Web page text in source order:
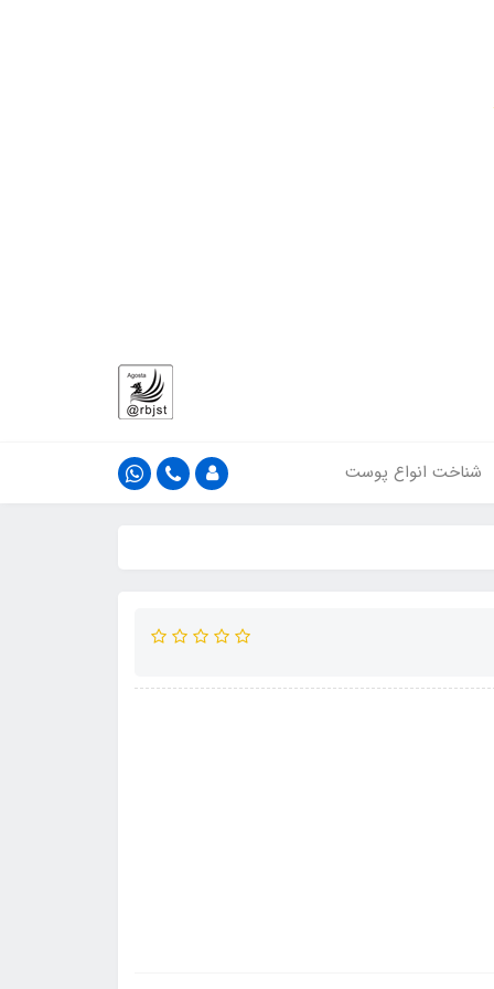
شناخت انواع پوست